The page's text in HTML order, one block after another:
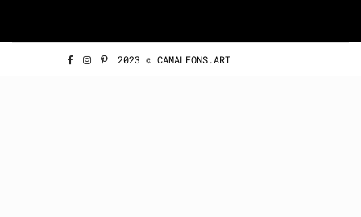
2023 © CAMALEONS.ART